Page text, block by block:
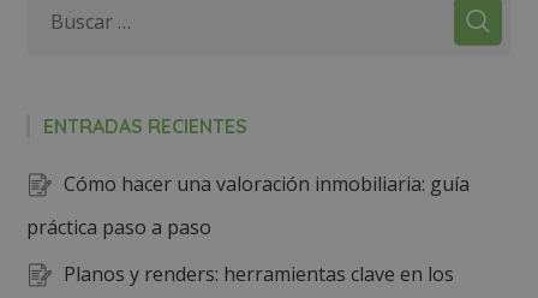
ENTRADAS RECIENTES
Cómo hacer una valoración inmobiliaria: guía
práctica paso a paso
Planos y renders: herramientas clave en los